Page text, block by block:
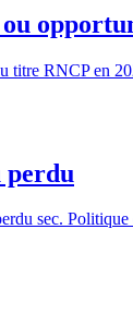
RNCP en
perdu
sec.